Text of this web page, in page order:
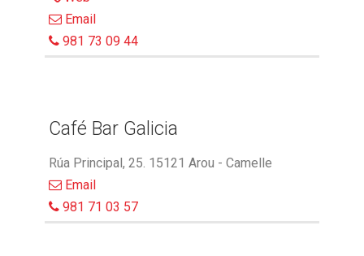
Email
981 73 09 44
Café Bar Galicia
Rúa Principal, 25. 15121 Arou - Camelle
Email
981 71 03 57